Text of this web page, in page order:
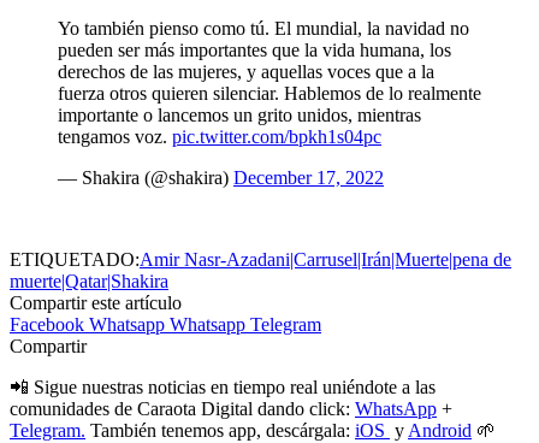
Yo también pienso como tú. El mundial, la navidad no
pueden ser más importantes que la vida humana, los
derechos de las mujeres, y aquellas voces que a la
fuerza otros quieren silenciar. Hablemos de lo realmente
importante o lancemos un grito unidos, mientras
tengamos voz. pic.twitter.com/bpkh1s04pc
— Shakira (@shakira) December 17, 2022
ETIQUETADO:Amir Nasr-Azadani|Carrusel|Irán|Muerte|pena de
muerte|Qatar|Shakira
Compartir este artículo
Facebook Whatsapp Whatsapp Telegram
Compartir
📲 Sigue nuestras noticias en tiempo real uniéndote a las
comunidades de Caraota Digital dando click: WhatsApp +
Telegram. También tenemos app, descárgala: iOS y Android 🌱